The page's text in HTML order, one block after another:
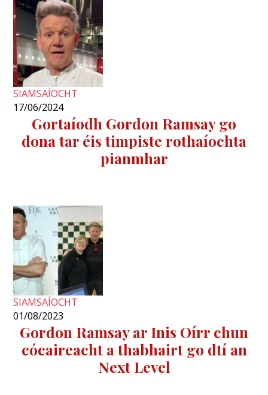
SIAMSAÍOCHT
17/06/2024
Gortaíodh Gordon Ramsay go
dona tar éis timpiste rothaíochta
pianmhar
SIAMSAÍOCHT
01/08/2023
Gordon Ramsay ar Inis Oírr chun
cócaireacht a thabhairt go dtí an
Next Level